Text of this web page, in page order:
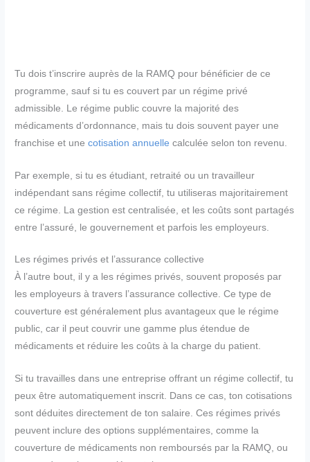
Tu dois t’inscrire auprès de la RAMQ pour bénéficier de ce
programme, sauf si tu es couvert par un régime privé
admissible. Le régime public couvre la majorité des
médicaments d’ordonnance, mais tu dois souvent payer une
franchise et unecotisation annuelle calculée selon ton revenu.
Par exemple, si tu es étudiant, retraité ou un travailleur
indépendant sans régime collectif, tu utiliseras majoritairement
ce régime. La gestion est centralisée, et les coûts sont partagés
entre l’assuré, le gouvernement et parfois les employeurs.
Les régimes privés et l’assurance collective
À l’autre bout, il y a les régimes privés, souvent proposés par
les employeurs à travers l’assurance collective. Ce type de
couverture est généralement plus avantageux que le régime
public, car il peut couvrir une gamme plus étendue de
médicaments et réduire les coûts à la charge du patient.
Si tu travailles dans une entreprise offrant un régime collectif, tu
peux être automatiquement inscrit. Dans ce cas, ton cotisations
sont déduites directement de ton salaire. Ces régimes privés
peuvent inclure des options supplémentaires, comme la
couverture de médicaments non remboursés par la RAMQ, ou